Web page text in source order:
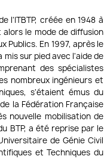
l'ITBTP, créée en 1948 à
le mode de diffusion
En 1997, après le
sur pied avec l'aide de
des spécialistes
nombreux ingénieurs et
s'étaient émus du
la Fédération Française
nouvelle mobilisation de
BTP, a été reprise par le
de Génie Civil
et Techniques du